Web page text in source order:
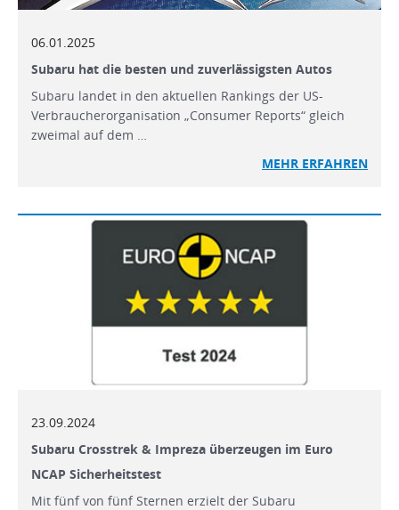
06.01.2025
Subaru hat die besten und zuverlässigsten Autos
Subaru landet in den aktuellen Rankings der US-
Verbraucherorganisation „Consumer Reports“ gleich
zweimal auf dem …
MEHR ERFAHREN
23.09.2024
Subaru Crosstrek & Impreza überzeugen im Euro
NCAP Sicherheitstest
Mit fünf von fünf Sternen erzielt der Subaru